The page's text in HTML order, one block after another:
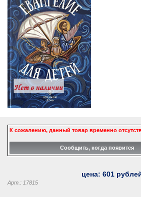
К сожалению, данный товар временно
цена: 601
Арт.: 17815